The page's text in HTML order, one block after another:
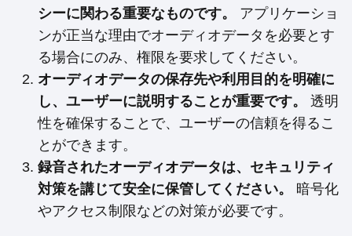
シーに関わる重要なものです。
アプリケーショ
ンが正当な理由でオーディオデータを必要とす
る場合にのみ、権限を要求してください。
オーディオデータの保存先や利用目的を明確に
し、ユーザーに説明することが重要です。
透明
性を確保することで、ユーザーの信頼を得るこ
とができます。
録音されたオーディオデータは、セキュリティ
対策を講じて安全に保管してください。
暗号化
やアクセス制限などの対策が必要です。